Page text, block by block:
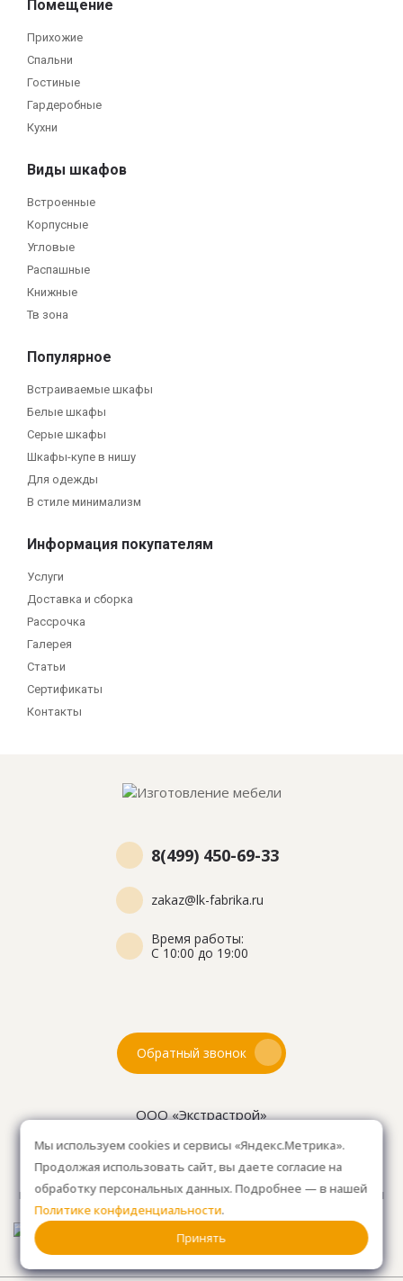
Помещение
Прихожие
Спальни
Гостиные
Гардеробные
Кухни
Виды шкафов
Встроенные
Корпусные
Угловые
Распашные
Книжные
Тв зона
Популярное
Встраиваемые шкафы
Белые шкафы
Серые шкафы
Шкафы-купе в нишу
Для одежды
В стиле минимализм
Информация покупателям
Услуги
Доставка и сборка
Рассрочка
Галерея
Статьи
Сертификаты
Контакты
8(499) 450-69-33
zakaz@lk-fabrika.ru
Время работы:
С 10:00 до 19:00
Обратный звонок
ООО «Экстрастрой»
ОГРН 1157746804753
Как проехать: 15км от Мкад, в среднем 10-15 мин. на
машине.Для клиентов без авто, оплачиваем такси
от м. Анино.
Мы используем cookies и сервисы «Яндекс.Метрика».
Продолжая использовать сайт, вы даете согласие на
обработку персональных данных. Подробнее — в нашей
Политике конфиденциальности.
Принять